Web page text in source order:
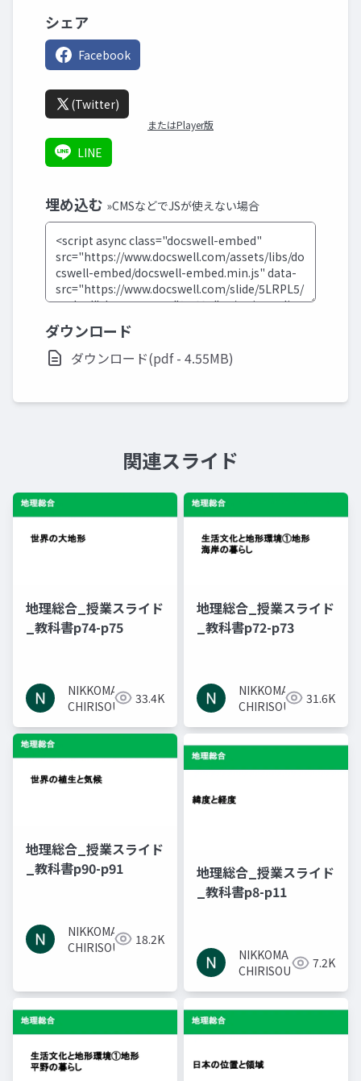
シェア
Facebook
(Twitter)
またはPlayer版
LINE
埋め込む »CMSなどでJSが使えない場合
ダウンロード
ダウンロード(pdf - 4.55MB)
関連スライド
地理総合_授業スライド
_教科書p74-p75
NIKKOMA
CHIRISOU
33.4K
地理総合_授業スライド
_教科書p72-p73
NIKKOMA
CHIRISOU
31.6K
地理総合_授業スライド
_教科書p90-p91
NIKKOMA
CHIRISOU
18.2K
地理総合_授業スライド
_教科書p8-p11
NIKKOMA
CHIRISOU
7.2K